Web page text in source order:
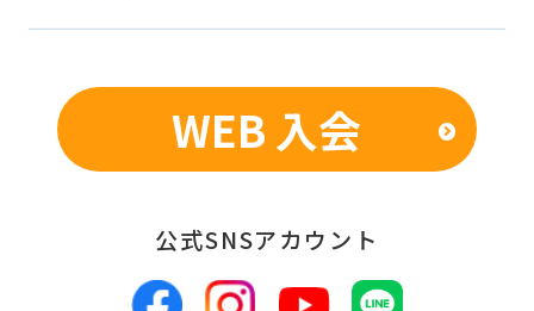
WEB 入会
公式SNSアカウント